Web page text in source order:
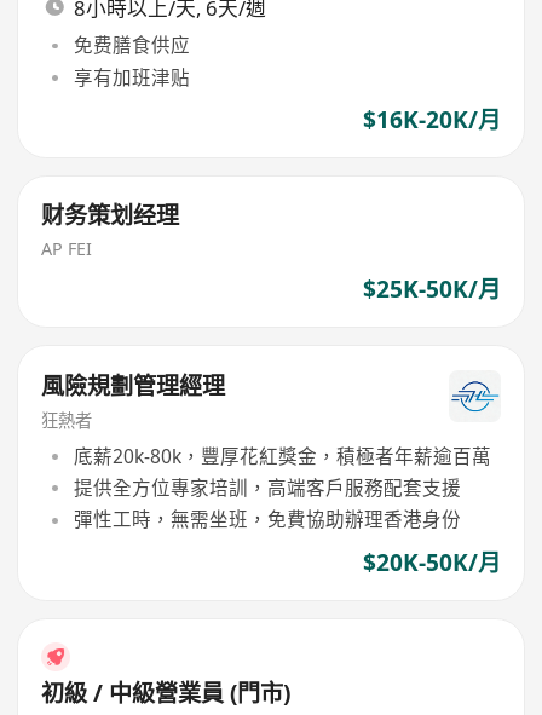
8小時以上/天, 6天/週
免费膳食供应
享有加班津贴
$16K-20K/月
财务策划经理
AP FEI
$25K-50K/月
風險規劃管理經理
狂熱者
底薪20k-80k，豐厚花紅獎金，積極者年薪逾百萬
提供全方位專家培訓，高端客戶服務配套支援
彈性工時，無需坐班，免費協助辦理香港身份
$20K-50K/月
初級 / 中級營業員 (門市)